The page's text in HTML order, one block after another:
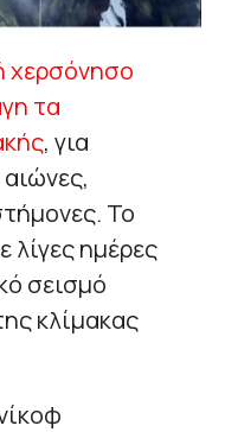
χερσόνησο
τα
, για
Το
λίγες ημέρες
σεισμό
κλίμακας